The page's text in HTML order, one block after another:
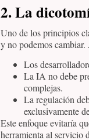
2. La
Uno de los principios
y no podemos
Los
La IA no debe
complejas.
La regulación
exclusivamente
Este enfoque evitaría
herramienta al servicio